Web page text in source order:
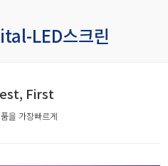
LED스크린
First
을 가장빠르게